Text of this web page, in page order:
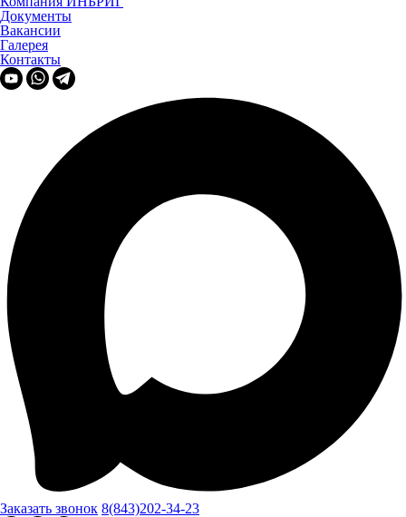
Документы
Вакансии
Галерея
Контакты
Заказать звонок 8(843)202-34-23